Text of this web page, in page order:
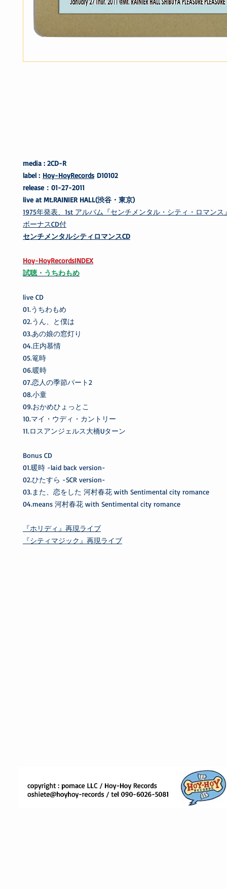
media : 2CD-R
label : Hoy-HoyRecords D10102
release：01-27-2011
live at Mt.RAINIER HALL(渋谷・東京)
1975年発表、1st アルバム『センチメンタル・シティ・ロマン
ボーナスCD付
センチメンタルシティロマンスCD
Hoy-HoyRecordsINDEX
試聴・うちわもめ
live CD
01.うちわもめ
02.うん、と僕は
03.あの娘の窓灯り
04.庄内慕情
05.篭時
06.暖時
07.恋人の季節パート2
08.小童
09.おかめひょっとこ
10.マイ・ウディ・カントリー
11.ロスアンジェルス大橋Uターン
Bonus CD
01.暖時 -laid back version-
02.ひたすら -SCR version-
03.また、恋をした 河村春花 with Sentimental city romance
04.means 河村春花 with Sentimental city romance
『ホリディ』再現ライブ
『シティマジック』再現ライブ